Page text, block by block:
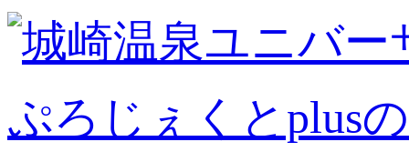
ぷろじぇくとplusの